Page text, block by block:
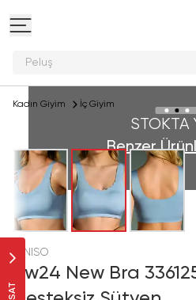
Peluş oy
Kadın Giyim İç Giyim
STOKTA
Benzer
MINISO
Aw24 New Bra